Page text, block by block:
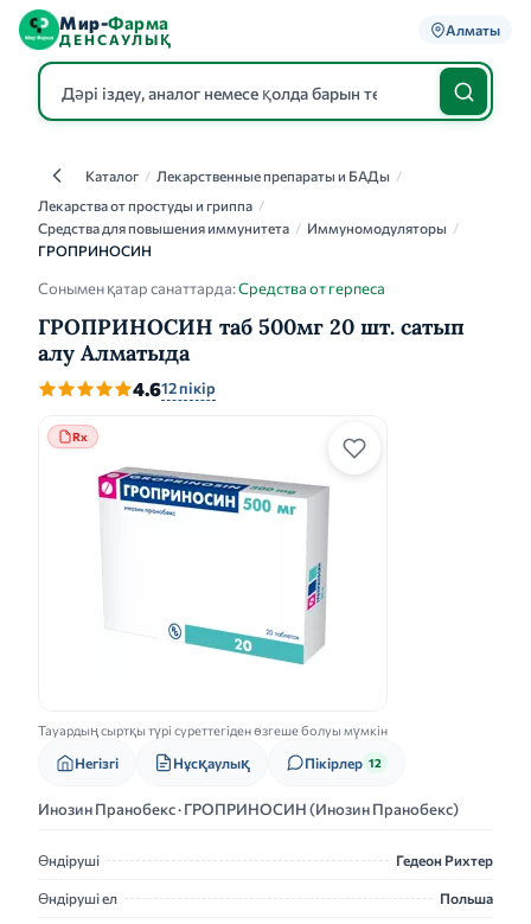
Мир-Фарма
ДЕНСАУЛЫҚ
Алматы
КаталогКаталог / Лекарственные препараты и БАДы /
Лекарства от простуды и гриппа /
Средства для повышения иммунитета / Иммуномодуляторы /
ГРОПРИНОСИН
Сонымен қатар санаттарда:Средства от герпеса
ГРОПРИНОСИН таб 500мг 20 шт. сатып
алу Алматыда
4.612 пікір
Rx
Тауардың сыртқы түрі суреттегіден өзгеше болуы мүмкін
Негізгі Нұсқаулық Пікірлер 12
Инозин Пранобекс · ГРОПРИНОСИН (Инозин Пранобекс)
Өндіруші Гедеон Рихтер
Өндіруші ел Польша